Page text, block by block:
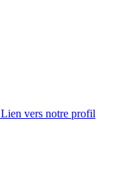
Lien vers notre profil